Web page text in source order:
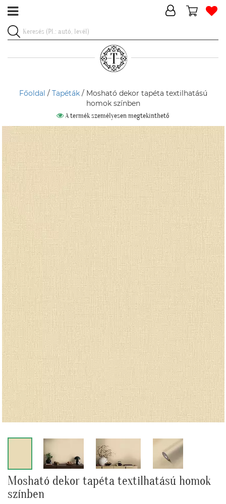
Főoldal / Tapéták/ Mosható dekor tapéta textilhatású
homok színben
A termék személyesen megtekinthető
Mosható dekor tapéta textilhatású homok
színben